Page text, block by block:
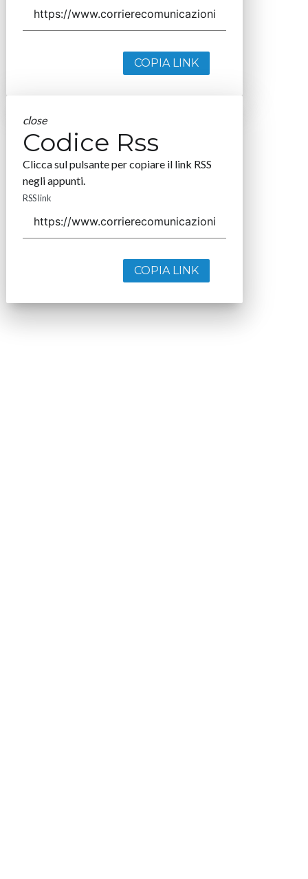
COPIA LINK
close
Codice Rss
Clicca sul pulsante per copiare il link RSS
negli appunti.
RSS link
COPIA LINK